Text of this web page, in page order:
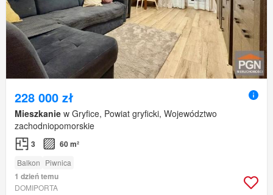
228 000 zł
Mieszkanie w Gryfice, Powiat gryficki, Województwo
zachodniopomorskie
3 60 m²
Balkon Piwnica
1 dzień temu
DOMIPORTA